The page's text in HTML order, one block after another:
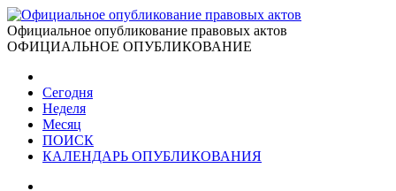
Официальное опубликование правовых актов
ОФИЦИАЛЬНОЕ ОПУБЛИКОВАНИЕ
Сегодня
Неделя
Месяц
ПОИСК
КАЛЕНДАРЬ ОПУБЛИКОВАНИЯ